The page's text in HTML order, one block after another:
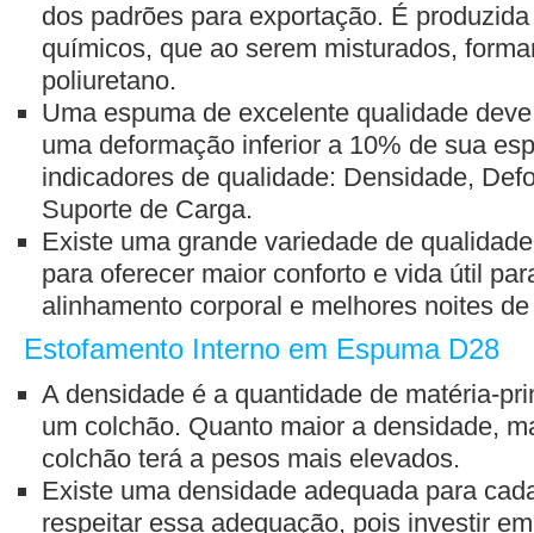
dos padrões para exportação. É
químicos, que ao serem misturados,
poliuretano.
Uma espuma de excelente qualidade
uma deformação inferior a 10% de sua
indicadores de qualidade: Densidade,
Suporte de Carga.
Existe uma grande variedade de
para oferecer maior conforto e vida útil
alinhamento corporal e melhores noites
Estofamento Interno em Espuma D28
A densidade é a quantidade de matéria-
um colchão. Quanto maior a densidade,
colchão terá a pesos mais elevados.
Existe uma densidade adequada para
respeitar essa adequação, pois investir